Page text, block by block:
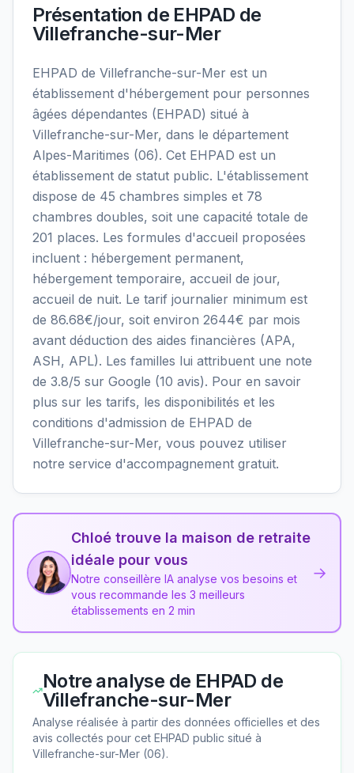
Présentation de EHPAD de
Villefranche-sur-Mer
EHPAD de Villefranche-sur-Mer est un
établissement d'hébergement pour personnes
âgées dépendantes (EHPAD) situé à
Villefranche-sur-Mer, dans le département
Alpes-Maritimes (06). Cet EHPAD est un
établissement de statut public. L'établissement
dispose de 45 chambres simples et 78
chambres doubles, soit une capacité totale de
201 places. Les formules d'accueil proposées
incluent : hébergement permanent,
hébergement temporaire, accueil de jour,
accueil de nuit. Le tarif journalier minimum est
de 86.68€/jour, soit environ 2644€ par mois
avant déduction des aides financières (APA,
ASH, APL). Les familles lui attribuent une note
de 3.8/5 sur Google (10 avis). Pour en savoir
plus sur les tarifs, les disponibilités et les
conditions d'admission de EHPAD de
Villefranche-sur-Mer, vous pouvez utiliser
notre service d'accompagnement gratuit.
Chloé trouve la maison de retraite
idéale pour vous
Notre conseillère IA analyse vos besoins et
vous recommande les 3 meilleurs
établissements en 2 min
→
Notre analyse de EHPAD de
Villefranche-sur-Mer
Analyse réalisée à partir des données officielles et des
avis collectés pour cet EHPAD public situé à
Villefranche-sur-Mer (06).